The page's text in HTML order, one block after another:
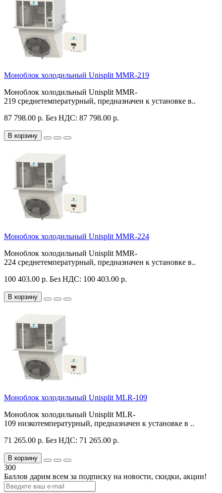
Моноблок холодильный Unisplit MMR-219
Моноблок холодильный Unisplit MMR-
219 среднетемпературный, предназначен к установке в..
87 798.00 р. Без НДС: 87 798.00 р.
В корзину
Моноблок холодильный Unisplit MMR-224
Моноблок холодильный Unisplit MMR-
224 среднетемпературный, предназначен к установке в..
100 403.00 р. Без НДС: 100 403.00 р.
В корзину
Моноблок холодильный Unisplit MLR-109
Моноблок холодильный Unisplit MLR-
109 низкотемпературный, предназначен к установке в ..
71 265.00 р. Без НДС: 71 265.00 р.
В корзину
300
Баллов дарим всем за подписку на новости, скидки, акции!